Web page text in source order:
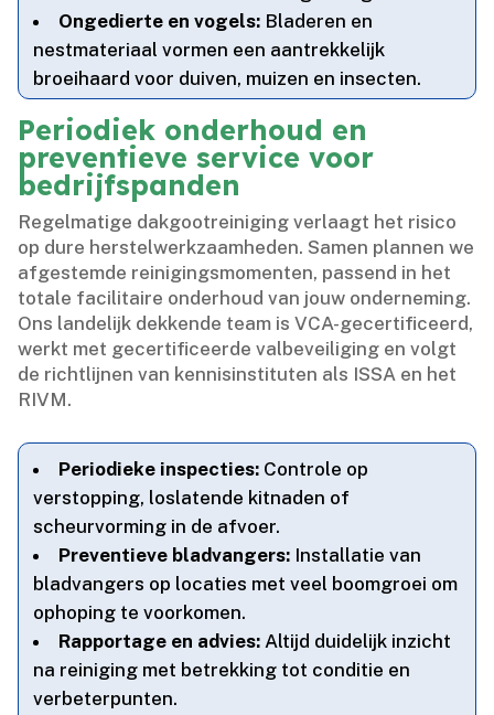
Ongedierte en vogels: Bladeren en
nestmateriaal vormen een aantrekkelijk
broeihaard voor duiven, muizen en insecten.​
Periodiek onderhoud en
preventieve service voor
bedrijfspanden
Regelmatige dakgootreiniging verlaagt het risico
op dure herstelwerkzaamheden.​ Samen plannen we
afgestemde reinigingsmomenten, passend in het
totale facilitaire onderhoud van jouw onderneming.​
Ons landelijk dekkende team is VCA-gecertificeerd,
werkt met gecertificeerde valbeveiliging en volgt
de richtlijnen van kennisinstituten als ISSA en het
RIVM.​
Periodieke inspecties: Controle op
verstopping, loslatende kitnaden of
scheurvorming in de afvoer.​
Preventieve bladvangers: Installatie van
bladvangers op locaties met veel boomgroei om
ophoping te voorkomen.​
Rapportage en advies: Altijd duidelijk inzicht
na reiniging met betrekking tot conditie en
verbeterpunten.​